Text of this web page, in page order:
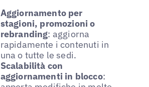
Aggiornamento per
stagioni, promozioni o
rebranding: aggiorna
rapidamente i contenuti in
una o tutte le sedi.
Scalabilità con
aggiornamenti in blocco: